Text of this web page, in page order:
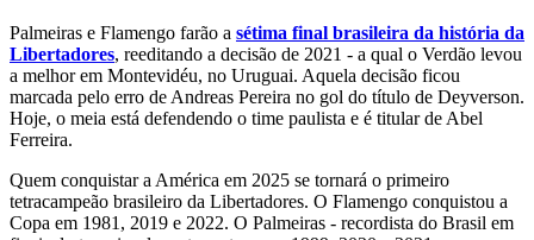
Palmeiras e Flamengo farão a sétima final brasileira da história da
Libertadores, reeditando a decisão de 2021 - a qual o Verdão levou
a melhor em Montevidéu, no Uruguai. Aquela decisão ficou
marcada pelo erro de Andreas Pereira no gol do título de Deyverson.
Hoje, o meia está defendendo o time paulista e é titular de Abel
Ferreira.
Quem conquistar a América em 2025 se tornará o primeiro
tetracampeão brasileiro da Libertadores. O Flamengo conquistou a
Copa em 1981, 2019 e 2022. O Palmeiras - recordista do Brasil em